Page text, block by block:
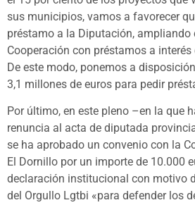
sus municipios, vamos a favorecer
préstamo a la Diputación, ampliando
Cooperación con préstamos a
De este modo, ponemos a
3,1 millones de euros para pedir
Por último, en este pleno –en la que
renuncia al acta de diputada
se ha aprobado un convenio con la
El Dornillo por un importe de 10.000
declaración institucional con motivo
del Orgullo Lgtbi «para defender los